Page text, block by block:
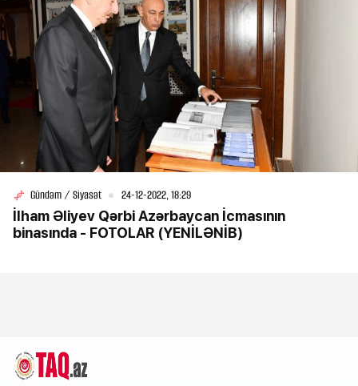
Gündəm / Siyasət 24-12-2022, 18:29
İlham Əliyev Qərbi Azərbaycan İcmasının
binasında - FOTOLAR (YENİLƏNİB)